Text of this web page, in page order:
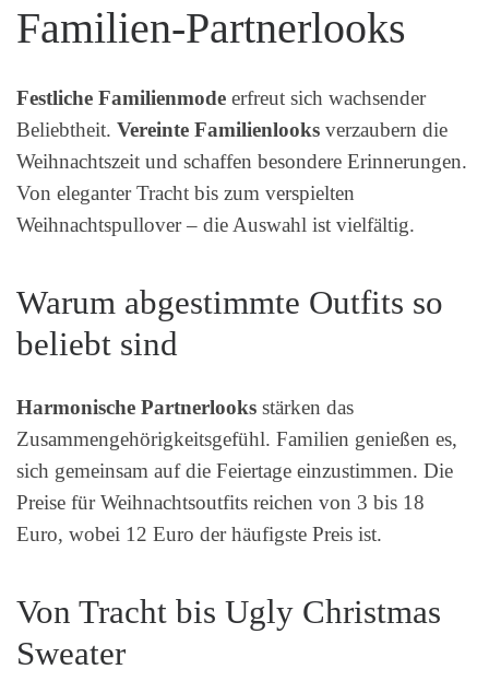
Familien-Partnerlooks
Festliche Familienmode erfreut sich wachsender
Beliebtheit. Vereinte Familienlooks verzaubern die
Weihnachtszeit und schaffen besondere Erinnerungen.
Von eleganter Tracht bis zum verspielten
Weihnachtspullover – die Auswahl ist vielfältig.
Warum abgestimmte Outfits so
beliebt sind
Harmonische Partnerlooks stärken das
Zusammengehörigkeitsgefühl. Familien genießen es,
sich gemeinsam auf die Feiertage einzustimmen. Die
Preise für Weihnachtsoutfits reichen von 3 bis 18
Euro, wobei 12 Euro der häufigste Preis ist.
Von Tracht bis Ugly Christmas
Sweater